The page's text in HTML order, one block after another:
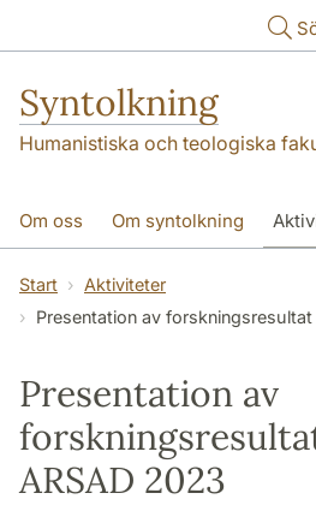
Syntolkning
Humanistiska och teologiska
Om oss Om syntolkning
Forskningsprojekt
Start
Aktiviteter
Presentation av
Presentation av
ARSAD 2023